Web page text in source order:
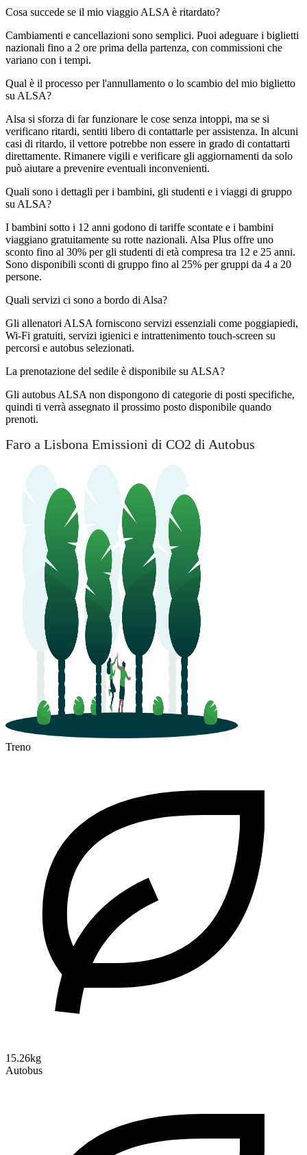
Cosa succede se il mio viaggio ALSA è ritardato?
Cambiamenti e cancellazioni sono semplici. Puoi adeguare i biglietti
nazionali fino a 2 ore prima della partenza, con commissioni che
variano con i tempi.
Qual è il processo per l'annullamento o lo scambio del mio biglietto
su ALSA?
Alsa si sforza di far funzionare le cose senza intoppi, ma se si
verificano ritardi, sentiti libero di contattarle per assistenza. In alcuni
casi di ritardo, il vettore potrebbe non essere in grado di contattarti
direttamente. Rimanere vigili e verificare gli aggiornamenti da solo
può aiutare a prevenire eventuali inconvenienti.
Quali sono i dettagli per i bambini, gli studenti e i viaggi di gruppo
su ALSA?
I bambini sotto i 12 anni godono di tariffe scontate e i bambini
viaggiano gratuitamente su rotte nazionali. Alsa Plus offre uno
sconto fino al 30% per gli studenti di età compresa tra 12 e 25 anni.
Sono disponibili sconti di gruppo fino al 25% per gruppi da 4 a 20
persone.
Quali servizi ci sono a bordo di Alsa?
Gli allenatori ALSA forniscono servizi essenziali come poggiapiedi,
Wi-Fi gratuiti, servizi igienici e intrattenimento touch-screen su
percorsi e autobus selezionati.
La prenotazione del sedile è disponibile su ALSA?
Gli autobus ALSA non dispongono di categorie di posti specifiche,
quindi ti verrà assegnato il prossimo posto disponibile quando
prenoti.
Faro a Lisbona Emissioni di CO2 di Autobus
Treno
15.26kg
Autobus